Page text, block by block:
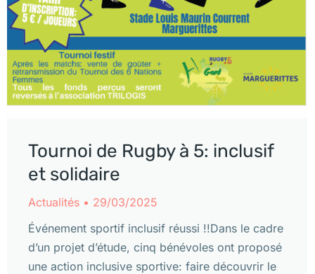
Tournoi de Rugby à 5: inclusif
et solidaire
Actualités
29/03/2025
Événement sportif inclusif réussi !!Dans le cadre
d’un projet d’étude, cinq bénévoles ont proposé
une action inclusive sportive: faire découvrir le